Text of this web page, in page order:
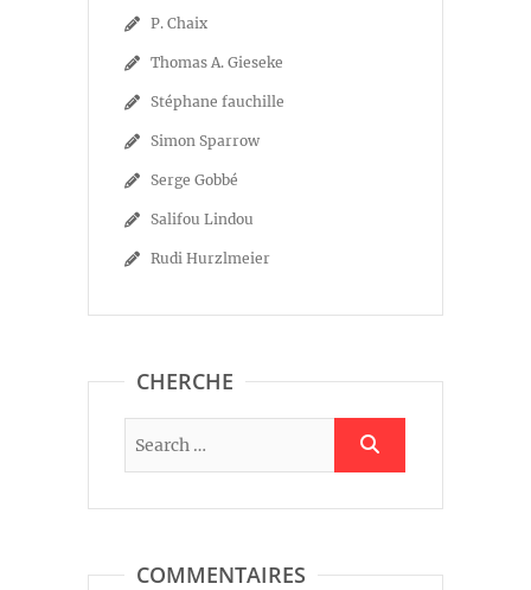
P. Chaix
Thomas A. Gieseke
Stéphane fauchille
Simon Sparrow
Serge Gobbé
Salifou Lindou
Rudi Hurzlmeier
CHERCHE
COMMENTAIRES